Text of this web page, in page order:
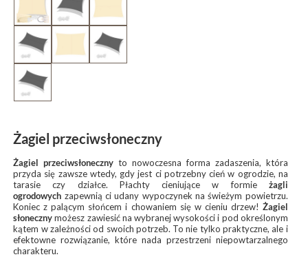
Żagiel przeciwsłoneczny
Żagiel przeciwsłoneczny to nowoczesna forma zadaszenia, która
przyda się zawsze wtedy, gdy jest ci potrzebny cień w ogrodzie, na
tarasie czy działce. Płachty cieniujące w formie
żagli
ogrodowych zapewnią ci udany wypoczynek na świeżym powietrzu.
Koniec z palącym słońcem i chowaniem się w cieniu drzew! Żagiel
słoneczny możesz zawiesić na wybranej wysokości i pod określonym
kątem w zależności od swoich potrzeb. To nie tylko praktyczne, ale i
efektowne rozwiązanie, które nada przestrzeni niepowtarzalnego
charakteru.